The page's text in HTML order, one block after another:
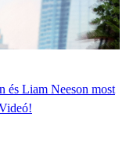
és Liam Neeson most